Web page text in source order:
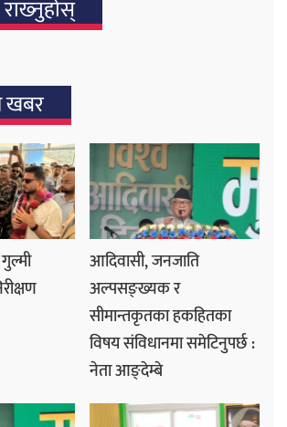
राख्‍नुहोस्
खबर
गुल्मी
आदिवासी, जनजाति
अल्पसङ्ख्यक र
सीमान्तकृतका हकहितका
विषय संविधानमा समेटिनुपर्छ :
नेता आङ्देम्बे